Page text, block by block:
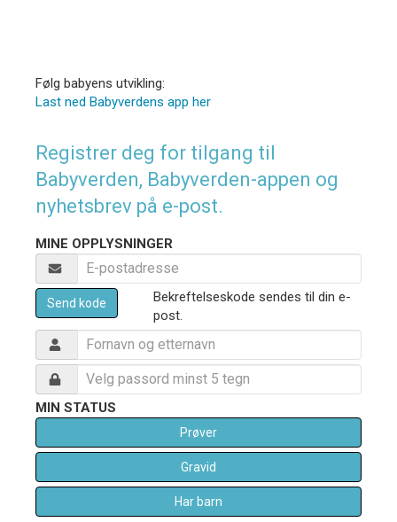
Følg babyens utvikling:
Last ned Babyverdens app her
Registrer deg for tilgang til
Babyverden, Babyverden-appen og
nyhetsbrev på e-post.
MINE OPPLYSNINGER
Send kode
Bekreftelseskode sendes til din e-
post.
MIN STATUS
Prøver
Gravid
Har barn